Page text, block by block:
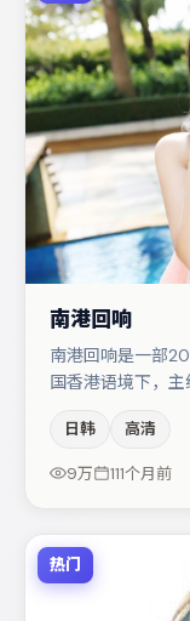
南港回响
南港回响是一部
国香港语境下，
当。主演阵容包
应，适合喜欢抠
日韩 高清
9万 111个月前
热门